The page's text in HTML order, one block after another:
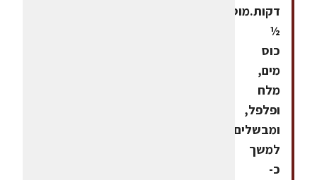
דקות.מוסיפים
½
כוס
מים,
מלח
ופלפל,
ומבשלים
למשך
כ-